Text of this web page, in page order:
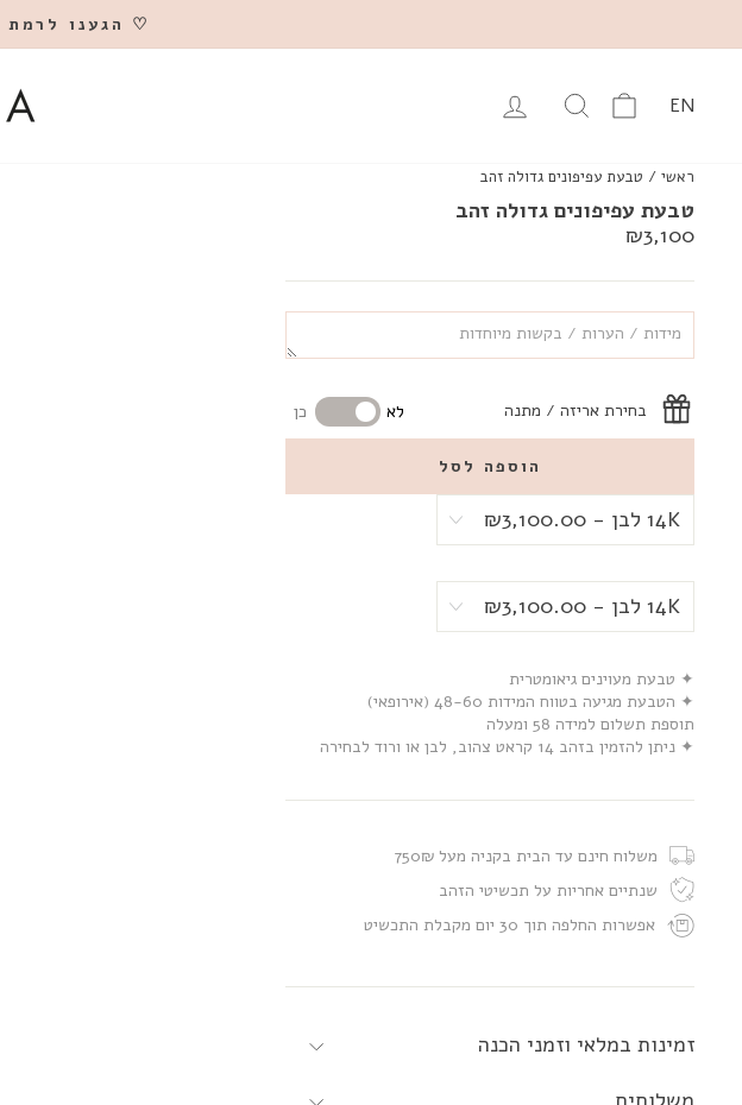
♡ הגענו
התחבר מוצרים באתר
עגלהEN
ראשי / טבעת עפיפונים גדולה זהב
טבעת עפיפונים גדולה זהב
מחיר
₪3,100
בחירת אריזה / מתנה לא כן
הוספה לסל
✦ טבעת מעוינים גיאומטרית
✦ הטבעת מגיעה בטווח המידות 48-60 (אירופאי)
תוספת תשלום למידה 58 ומעלה
✦ ניתן להזמין בזהב 14 קראט צהוב, לבן או ורוד לבחירה
משלוח חינם עד הבית בקניה מעל 750₪
שנתיים אחריות על תכשיטי הזהב
אפשרות החלפה תוך 30 יום מקבלת התכשיט
זמינות במלאי וזמני הכנה